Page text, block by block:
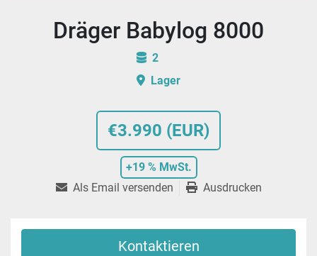
€3.990 (EUR)
+19 % MwSt.
Dräger Babylog 8000
2
Lager
Als Email versenden Ausdrucken
Kontaktieren